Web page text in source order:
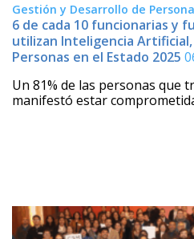
Gestión y Desarrollo de
6 de cada 10 funcionarias y
utilizan Inteligencia
Personas en el Estado 2025
Un 81% de las personas que
manifestó estar